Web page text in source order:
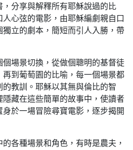
，分享與解釋所有耶穌說過的比
心弦的電影，由耶穌編劇親自口
立的劇本，簡短而引人入勝，帶
場景切換，從做個聰明的基督徒
到葡萄園的比喻，每一個場景都
教訓。耶穌以其無與倫比的智
藏在這些簡單的故事中，使讀者
於一場冒險尋寶電影，逐步揭開
各種場景和角色，有時是農夫，